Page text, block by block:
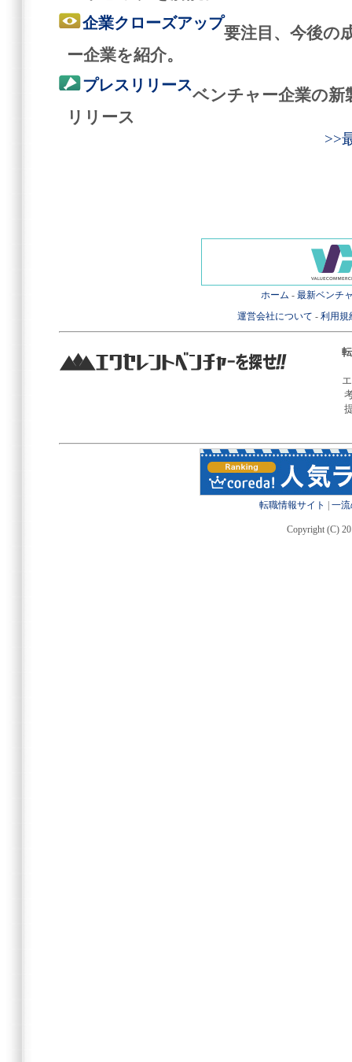
企業クローズアップ
要注目、今後の
ー企業を紹介。
プレスリリース
ベンチャー企業の新
リリース
>>
ホーム - 最新ベンチ
運営会社について - 利用規
転職情報サイト 一
Copyright (C)